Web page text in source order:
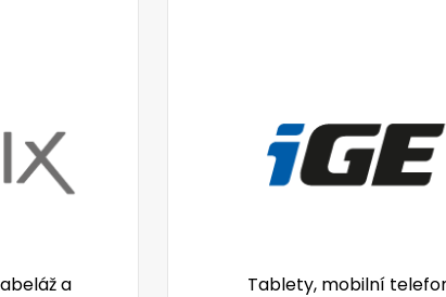
a
Tablety, mobilní